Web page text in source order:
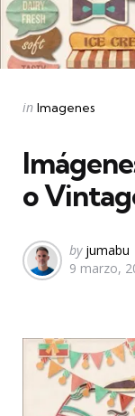
Categories
Posted
in Imagenes
o
Posted
by
by jumabu
9 marzo,